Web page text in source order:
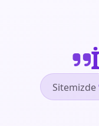
Sitemizde